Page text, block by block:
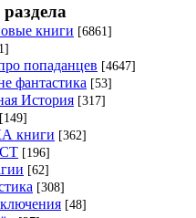
книги [6861]
попаданцев [4647]
фантастика [53]
История [317]
[149]
книги [362]
[196]
[62]
[308]
[48]